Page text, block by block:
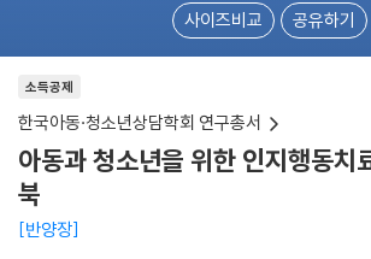
사이즈비교 공유하기
소득공제
한국아동·청소년상담학회 연구총서
아동과 청소년을 위한 인지행동
북
반양장